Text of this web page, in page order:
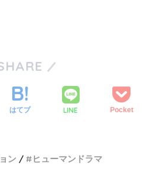
はてブ LINE Pocket
ン ヒューマンドラマ